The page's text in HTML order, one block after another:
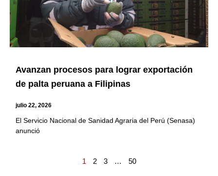
Avanzan procesos para lograr exportación
de palta peruana a Filipinas
julio 22, 2026
El Servicio Nacional de Sanidad Agraria del Perú (Senasa)
anunció
1 2 3 … 50